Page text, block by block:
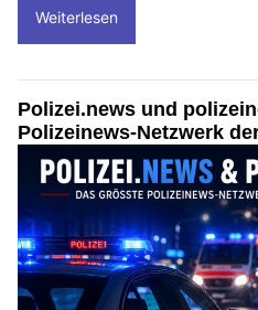
Weiterlesen
Polizei.news und
Polizeinews-Netzwerk